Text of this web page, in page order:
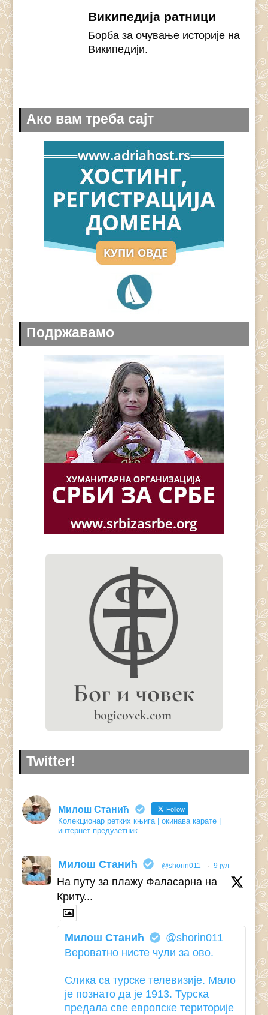
Википедија ратници
Борба за очување историје на
Википедији.
Ако вам треба сајт
Подржавамо
Twitter!
Милош Станић Follow
Колекционар ретких књига | окинава карате |
интернет предузетник
Милош Станић @shorin011 · 9 јул
На путу за плажу Фаласарна на
Криту...
Милош Станић
@shorin011
Вероватно нисте чули за ово.
Слика са турске телевизије. Мало
је познато да је 1913. Турска
предала све европске територије